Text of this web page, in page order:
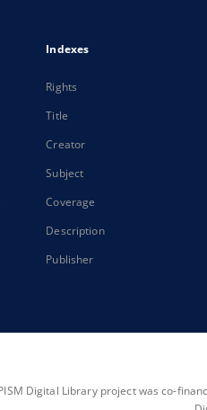
Indexes
Rights
Title
Creator
Subject
Coverage
Description
Publisher
Digital Library project was co-